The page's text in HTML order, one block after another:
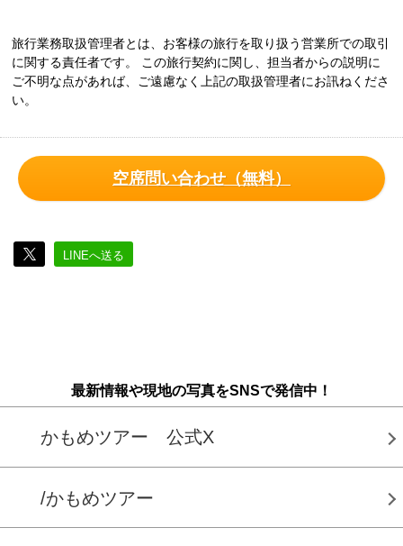
旅行業務取扱管理者とは、お客様の旅行を取り扱う営業所での取引
に関する責任者です。 この旅行契約に関し、担当者からの説明に
ご不明な点があれば、ご遠慮なく上記の取扱管理者にお訊ねくださ
い。
空席問い合わせ（無料）
LINEへ送る
最新情報や現地の写真をSNSで発信中！
かもめツアー 公式X
/かもめツアー